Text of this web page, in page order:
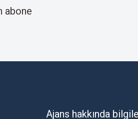
abone
Ajans hakkında